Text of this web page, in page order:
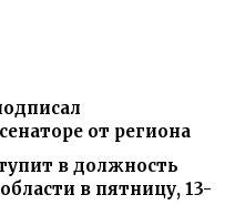
от региона
в должность
в пятницу, 13-